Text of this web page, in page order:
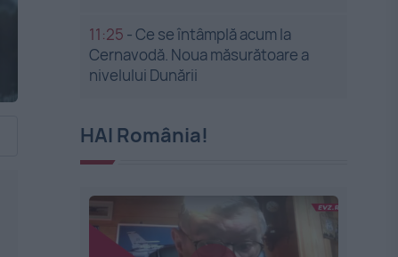
11:25 -Ce se întâmplă acum la
Cernavodă. Noua măsurătoare a
nivelului Dunării
HAI România!